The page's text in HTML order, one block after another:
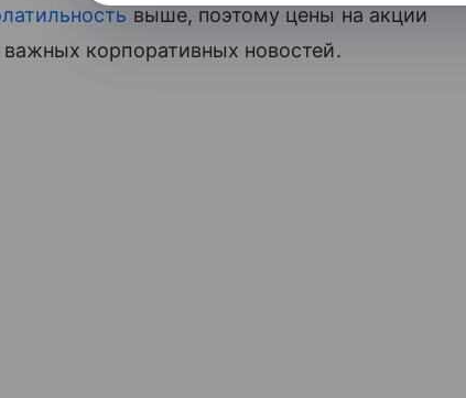
выше, поэтому цены на акции
корпоративных новостей.